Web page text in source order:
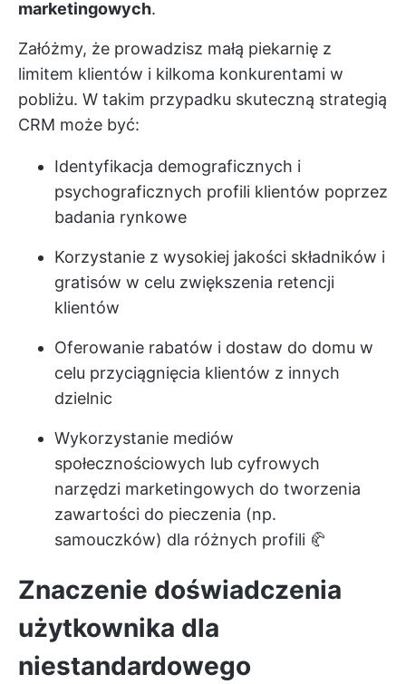
marketingowych.
Załóżmy, że prowadzisz małą piekarnię z
limitem klientów i kilkoma konkurentami w
pobliżu. W takim przypadku skuteczną strategią
CRM może być:
Identyfikacja demograficznych i
psychograficznych profili klientów poprzez
badania rynkowe
Korzystanie z wysokiej jakości składników i
gratisów w celu zwiększenia retencji
klientów
Oferowanie rabatów i dostaw do domu w
celu przyciągnięcia klientów z innych
dzielnic
Wykorzystanie mediów
społecznościowych lub cyfrowych
narzędzi marketingowych do tworzenia
zawartości do pieczenia (np.
samouczków) dla różnych profili 🥐
Znaczenie doświadczenia
użytkownika dla
niestandardowego